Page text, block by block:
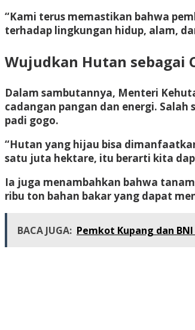
“Kami terus memastikan bahwa
terhadap lingkungan hidup, alam,
Wujudkan Hutan sebagai
Dalam sambutannya, Menteri
cadangan pangan dan energi.
padi gogo.
“Hutan yang hijau bisa
satu juta hektare, itu berarti kita
Ia juga menambahkan bahwa
ribu ton bahan bakar yang dapat
BACA JUGA: Pemkot Kupang dan